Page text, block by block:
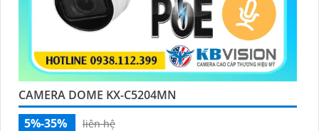
CAMERA DOME KX-C5204MN
5%-35%
liên hệ